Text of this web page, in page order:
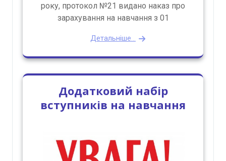
року, протокол №21 видано наказ про
зарахування на навчання з 01
Детальніше...
Додатковий набір
вступників на навчання